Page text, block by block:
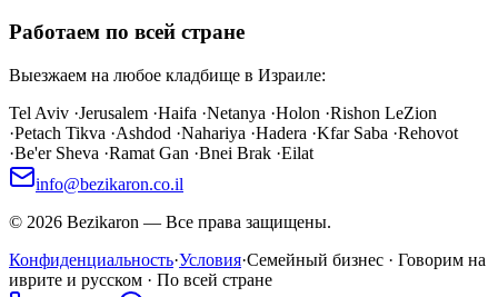
Работаем по всей стране
Выезжаем на любое кладбище в Израиле:
Tel Aviv ·Jerusalem ·Haifa ·Netanya ·Holon ·Rishon LeZion
·Petach Tikva ·Ashdod ·Nahariya ·Hadera ·Kfar Saba ·Rehovot
·Be'er Sheva ·Ramat Gan ·Bnei Brak ·Eilat
info@bezikaron.co.il
© 2026 Bezikaron — Все права защищены.
Конфиденциальность·Условия·Семейный бизнес · Говорим на
иврите и русском · По всей стране